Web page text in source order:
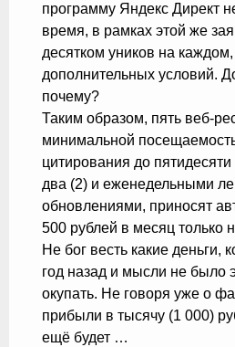
программу Яндекс Директ
время, в рамках этой же
десятком уников на
дополнительных условий.
почему?
Таким образом, пять веб-
минимальной
цитирования до
два (2) и еженедельными
обновлениями, приносят
500 рублей в месяц только
Не бог весть какие деньги,
год назад и мысли не было
окупать. Не говоря уже о
прибыли в тысячу (1 000)
ещё будет …